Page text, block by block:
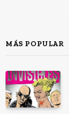
MÁS POPULAR